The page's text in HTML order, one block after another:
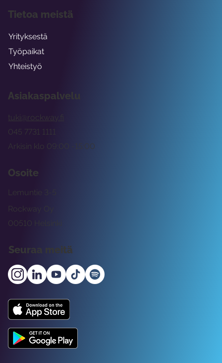
Asiakaspalvelu
tuki@rockway.fi
Arkisin klo 09:00 -15:00
045 7731 1111
Osoite
Rockway Oy
Lemuntie 3-5
00510 Helsinki
Seuraa meitä
Tietoa meistä
Yrityksestä
Työpaikat
Yhteistyö